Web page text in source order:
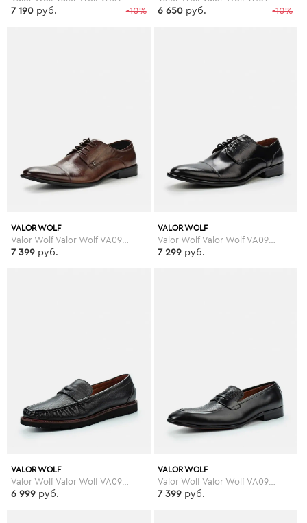
-10%
7 190 руб. -10%
6 650 руб.
VALOR WOLF
7 399 руб.
VALOR WOLF
Valor Wolf Valor Wolf VA090AMEMN36
7 299 руб.
VALOR WOLF
6 999 руб.
VALOR WOLF
Valor Wolf Valor Wolf VA090AMLPX86
7 399 руб.